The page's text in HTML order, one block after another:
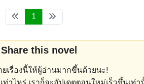
1
Share this novel
เรื่องนี้ให้ผู้อ่านมากขึ้นด้วยนะ!
าไหร่ เราก็จะอัปเดตตอนใหม่เร็วขึ้นเท่า